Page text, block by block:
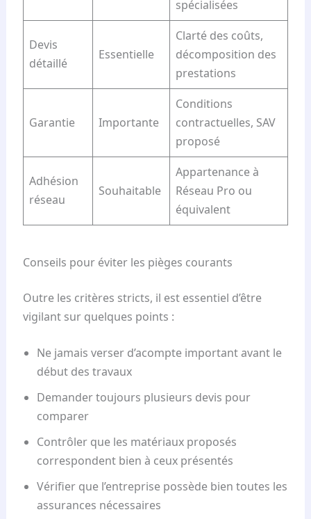
spécialisées
Devis
détaillé
Essentielle
Clarté des coûts,
décomposition des
prestations
Garantie Importante
Conditions
contractuelles, SAV
proposé
Adhésion
réseau
Souhaitable
Appartenance à
Réseau Pro ou
équivalent
Conseils pour éviter les pièges courants
Outre les critères stricts, il est essentiel d’être
vigilant sur quelques points :
Ne jamais verser d’acompte important avant le
début des travaux
Demander toujours plusieurs devis pour
comparer
Contrôler que les matériaux proposés
correspondent bien à ceux présentés
Vérifier que l’entreprise possède bien toutes les
assurances nécessaires